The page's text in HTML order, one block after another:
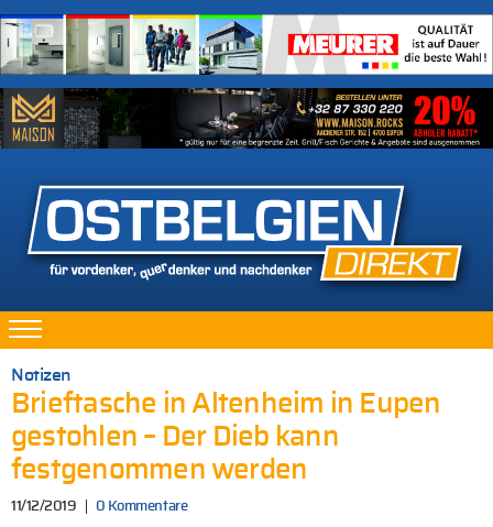
Notizen
Brieftasche in Altenheim in Eupen
gestohlen – Der Dieb kann
festgenommen werden
11/12/2019 0 Kommentare